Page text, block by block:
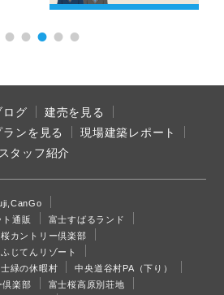
ログ
建売を見る
ランを見る
現場建築レポート
スタッフ紹介
通販
富士すばるランド
カントリー倶楽部
ふじてんリゾート
緑の休暇村
中央道谷村PA（下り）
倶楽部
富士桜高原別荘地